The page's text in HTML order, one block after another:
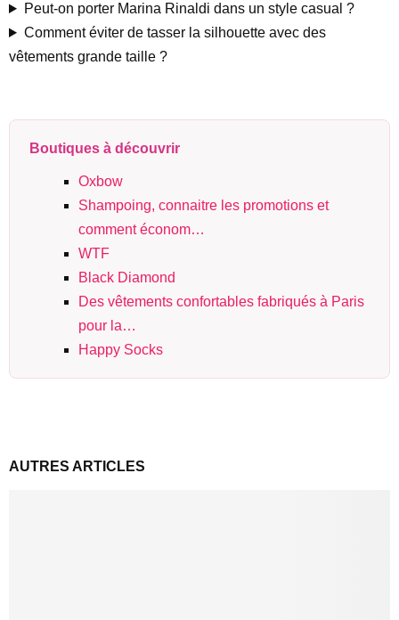
Peut-on porter Marina Rinaldi dans un style casual ?
Comment éviter de tasser la silhouette avec des
vêtements grande taille ?
Boutiques à découvrir
Oxbow
Shampoing, connaitre les promotions et
comment économ…
WTF
Black Diamond
Des vêtements confortables fabriqués à Paris
pour la…
Happy Socks
AUTRES ARTICLES